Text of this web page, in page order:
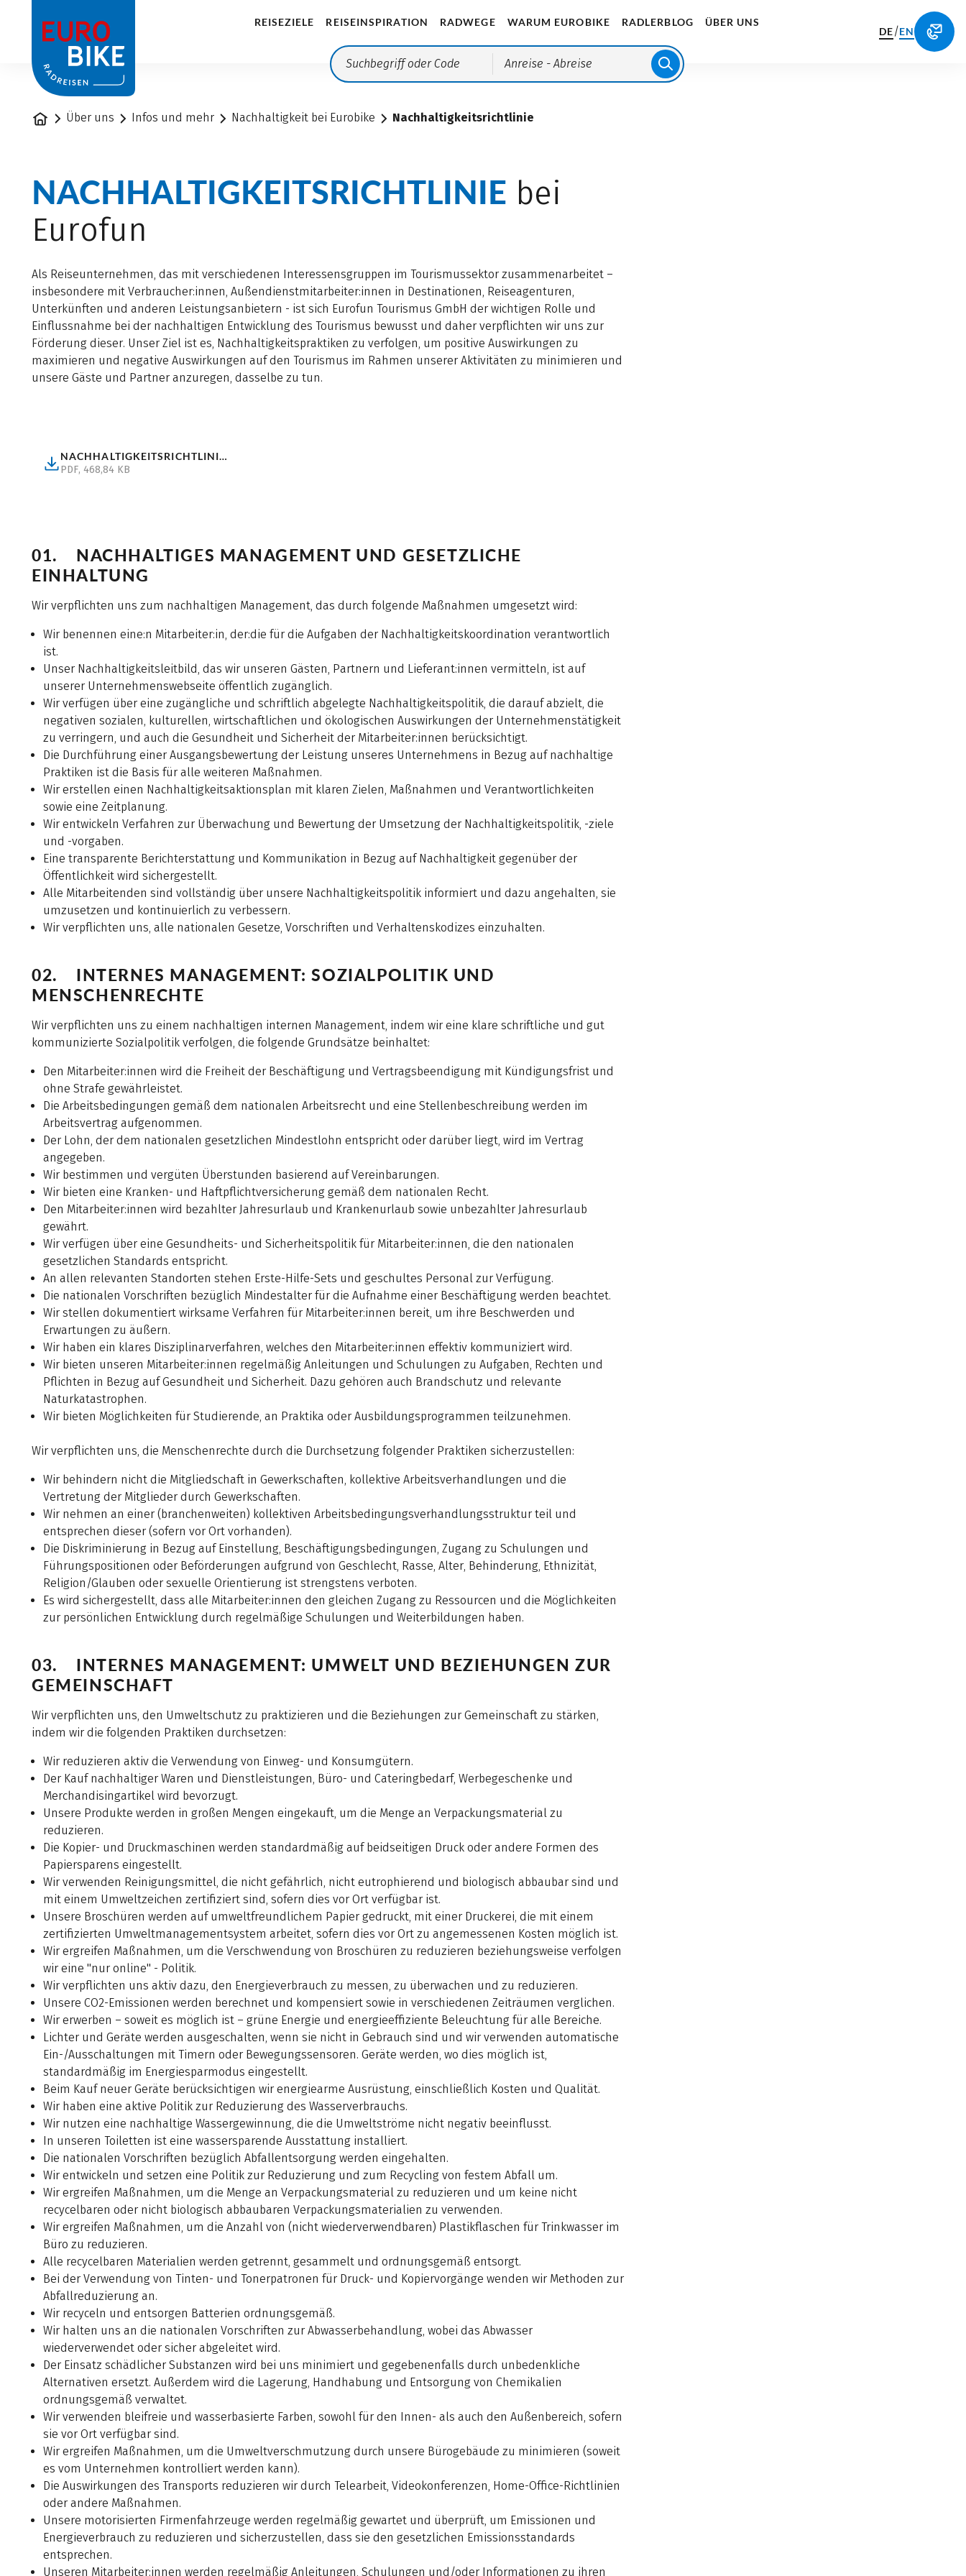
REISEZIELE REISEINSPIRATION RADWEGE WARUM EUROBIKE RADLERBLOG ÜBER UNS
Anreise - Abreise
DE/EN
StartseiteÜber uns Infos und mehr Nachhaltigkeit bei Eurobike Nachhaltigkeitsrichtlinie
NACHHALTIGKEITSRICHTLINIE bei
Eurofun
Als Reiseunternehmen, das mit verschiedenen Interessensgruppen im Tourismussektor zusammenarbeitet –
insbesondere mit Verbraucher:innen, Außendienstmitarbeiter:innen in Destinationen, Reiseagenturen,
Unterkünften und anderen Leistungsanbietern - ist sich Eurofun Tourismus GmbH der wichtigen Rolle und
Einflussnahme bei der nachhaltigen Entwicklung des Tourismus bewusst und daher verpflichten wir uns zur
Förderung dieser. Unser Ziel ist es, Nachhaltigkeitspraktiken zu verfolgen, um positive Auswirkungen zu
maximieren und negative Auswirkungen auf den Tourismus im Rahmen unserer Aktivitäten zu minimieren und
unsere Gäste und Partner anzuregen, dasselbe zu tun.
(Nachhaltigkeitsrichtlinie Eurofun, pdf, 468,84 kB, Herunterladen)
NACHHALTIGKEITSRICHTLINIE EUROFUN
PDF, 468,84 KB
01. NACHHALTIGES MANAGEMENT UND GESETZLICHE
EINHALTUNG
Wir verpflichten uns zum nachhaltigen Management, das durch folgende Maßnahmen umgesetzt wird:
Wir benennen eine:n Mitarbeiter:in, der:die für die Aufgaben der Nachhaltigkeitskoordination verantwortlich
ist.
Unser Nachhaltigkeitsleitbild, das wir unseren Gästen, Partnern und Lieferant:innen vermitteln, ist auf
unserer Unternehmenswebseite öffentlich zugänglich.
Wir verfügen über eine zugängliche und schriftlich abgelegte Nachhaltigkeitspolitik, die darauf abzielt, die
negativen sozialen, kulturellen, wirtschaftlichen und ökologischen Auswirkungen der Unternehmenstätigkeit
zu verringern, und auch die Gesundheit und Sicherheit der Mitarbeiter:innen berücksichtigt.
Die Durchführung einer Ausgangsbewertung der Leistung unseres Unternehmens in Bezug auf nachhaltige
Praktiken ist die Basis für alle weiteren Maßnahmen.
Wir erstellen einen Nachhaltigkeitsaktionsplan mit klaren Zielen, Maßnahmen und Verantwortlichkeiten
sowie eine Zeitplanung.
Wir entwickeln Verfahren zur Überwachung und Bewertung der Umsetzung der Nachhaltigkeitspolitik, -ziele
und -vorgaben.
Eine transparente Berichterstattung und Kommunikation in Bezug auf Nachhaltigkeit gegenüber der
Öffentlichkeit wird sichergestellt.
Alle Mitarbeitenden sind vollständig über unsere Nachhaltigkeitspolitik informiert und dazu angehalten, sie
umzusetzen und kontinuierlich zu verbessern.
Wir verpflichten uns, alle nationalen Gesetze, Vorschriften und Verhaltenskodizes einzuhalten.
02. INTERNES MANAGEMENT: SOZIALPOLITIK UND
MENSCHENRECHTE
Wir verpflichten uns zu einem nachhaltigen internen Management, indem wir eine klare schriftliche und gut
kommunizierte Sozialpolitik verfolgen, die folgende Grundsätze beinhaltet:
Den Mitarbeiter:innen wird die Freiheit der Beschäftigung und Vertragsbeendigung mit Kündigungsfrist und
ohne Strafe gewährleistet.
Die Arbeitsbedingungen gemäß dem nationalen Arbeitsrecht und eine Stellenbeschreibung werden im
Arbeitsvertrag aufgenommen.
Der Lohn, der dem nationalen gesetzlichen Mindestlohn entspricht oder darüber liegt, wird im Vertrag
angegeben.
Wir bestimmen und vergüten Überstunden basierend auf Vereinbarungen.
Wir bieten eine Kranken- und Haftpflichtversicherung gemäß dem nationalen Recht.
Den Mitarbeiter:innen wird bezahlter Jahresurlaub und Krankenurlaub sowie unbezahlter Jahresurlaub
gewährt.
Wir verfügen über eine Gesundheits- und Sicherheitspolitik für Mitarbeiter:innen, die den nationalen
gesetzlichen Standards entspricht.
An allen relevanten Standorten stehen Erste-Hilfe-Sets und geschultes Personal zur Verfügung.
Die nationalen Vorschriften bezüglich Mindestalter für die Aufnahme einer Beschäftigung werden beachtet.
Wir stellen dokumentiert wirksame Verfahren für Mitarbeiter:innen bereit, um ihre Beschwerden und
Erwartungen zu äußern.
Wir haben ein klares Disziplinarverfahren, welches den Mitarbeiter:innen effektiv kommuniziert wird.
Wir bieten unseren Mitarbeiter:innen regelmäßig Anleitungen und Schulungen zu Aufgaben, Rechten und
Pflichten in Bezug auf Gesundheit und Sicherheit. Dazu gehören auch Brandschutz und relevante
Naturkatastrophen.
Wir bieten Möglichkeiten für Studierende, an Praktika oder Ausbildungsprogrammen teilzunehmen.
Wir verpflichten uns, die Menschenrechte durch die Durchsetzung folgender Praktiken sicherzustellen:
Wir behindern nicht die Mitgliedschaft in Gewerkschaften, kollektive Arbeitsverhandlungen und die
Vertretung der Mitglieder durch Gewerkschaften.
Wir nehmen an einer (branchenweiten) kollektiven Arbeitsbedingungsverhandlungsstruktur teil und
entsprechen dieser (sofern vor Ort vorhanden).
Die Diskriminierung in Bezug auf Einstellung, Beschäftigungsbedingungen, Zugang zu Schulungen und
Führungspositionen oder Beförderungen aufgrund von Geschlecht, Rasse, Alter, Behinderung, Ethnizität,
Religion/Glauben oder sexuelle Orientierung ist strengstens verboten.
Es wird sichergestellt, dass alle Mitarbeiter:innen den gleichen Zugang zu Ressourcen und die Möglichkeiten
zur persönlichen Entwicklung durch regelmäßige Schulungen und Weiterbildungen haben.
03. INTERNES MANAGEMENT: UMWELT UND BEZIEHUNGEN ZUR
GEMEINSCHAFT
Wir verpflichten uns, den Umweltschutz zu praktizieren und die Beziehungen zur Gemeinschaft zu stärken,
indem wir die folgenden Praktiken durchsetzen:
Wir reduzieren aktiv die Verwendung von Einweg- und Konsumgütern.
Der Kauf nachhaltiger Waren und Dienstleistungen, Büro- und Cateringbedarf, Werbegeschenke und
Merchandisingartikel wird bevorzugt.
Unsere Produkte werden in großen Mengen eingekauft, um die Menge an Verpackungsmaterial zu
reduzieren.
Die Kopier- und Druckmaschinen werden standardmäßig auf beidseitigen Druck oder andere Formen des
Papiersparens eingestellt.
Wir verwenden Reinigungsmittel, die nicht gefährlich, nicht eutrophierend und biologisch abbaubar sind und
mit einem Umweltzeichen zertifiziert sind, sofern dies vor Ort verfügbar ist.
Unsere Broschüren werden auf umweltfreundlichem Papier gedruckt, mit einer Druckerei, die mit einem
zertifizierten Umweltmanagementsystem arbeitet, sofern dies vor Ort zu angemessenen Kosten möglich ist.
Wir ergreifen Maßnahmen, um die Verschwendung von Broschüren zu reduzieren beziehungsweise verfolgen
wir eine "nur online" - Politik.
Wir verpflichten uns aktiv dazu, den Energieverbrauch zu messen, zu überwachen und zu reduzieren.
Unsere CO2-Emissionen werden berechnet und kompensiert sowie in verschiedenen Zeiträumen verglichen.
Wir erwerben – soweit es möglich ist – grüne Energie und energieeffiziente Beleuchtung für alle Bereiche.
Lichter und Geräte werden ausgeschalten, wenn sie nicht in Gebrauch sind und wir verwenden automatische
Ein-/Ausschaltungen mit Timern oder Bewegungssensoren. Geräte werden, wo dies möglich ist,
standardmäßig im Energiesparmodus eingestellt.
Beim Kauf neuer Geräte berücksichtigen wir energiearme Ausrüstung, einschließlich Kosten und Qualität.
Wir haben eine aktive Politik zur Reduzierung des Wasserverbrauchs.
Wir nutzen eine nachhaltige Wassergewinnung, die die Umweltströme nicht negativ beeinflusst.
In unseren Toiletten ist eine wassersparende Ausstattung installiert.
Die nationalen Vorschriften bezüglich Abfallentsorgung werden eingehalten.
Wir entwickeln und setzen eine Politik zur Reduzierung und zum Recycling von festem Abfall um.
Wir ergreifen Maßnahmen, um die Menge an Verpackungsmaterial zu reduzieren und um keine nicht
recycelbaren oder nicht biologisch abbaubaren Verpackungsmaterialien zu verwenden.
Wir ergreifen Maßnahmen, um die Anzahl von (nicht wiederverwendbaren) Plastikflaschen für Trinkwasser im
Büro zu reduzieren.
Alle recycelbaren Materialien werden getrennt, gesammelt und ordnungsgemäß entsorgt.
Bei der Verwendung von Tinten- und Tonerpatronen für Druck- und Kopiervorgänge wenden wir Methoden zur
Abfallreduzierung an.
Wir recyceln und entsorgen Batterien ordnungsgemäß.
Wir halten uns an die nationalen Vorschriften zur Abwasserbehandlung, wobei das Abwasser
wiederverwendet oder sicher abgeleitet wird.
Der Einsatz schädlicher Substanzen wird bei uns minimiert und gegebenenfalls durch unbedenkliche
Alternativen ersetzt. Außerdem wird die Lagerung, Handhabung und Entsorgung von Chemikalien
ordnungsgemäß verwaltet.
Wir verwenden bleifreie und wasserbasierte Farben, sowohl für den Innen- als auch den Außenbereich, sofern
sie vor Ort verfügbar sind.
Wir ergreifen Maßnahmen, um die Umweltverschmutzung durch unsere Bürogebäude zu minimieren (soweit
es vom Unternehmen kontrolliert werden kann).
Die Auswirkungen des Transports reduzieren wir durch Telearbeit, Videokonferenzen, Home-Office-Richtlinien
oder andere Maßnahmen.
Unsere motorisierten Firmenfahrzeuge werden regelmäßig gewartet und überprüft, um Emissionen und
Energieverbrauch zu reduzieren und sicherzustellen, dass sie den gesetzlichen Emissionsstandards
entsprechen.
Unseren Mitarbeiter:innen werden regelmäßig Anleitungen, Schulungen und/oder Informationen zu ihren